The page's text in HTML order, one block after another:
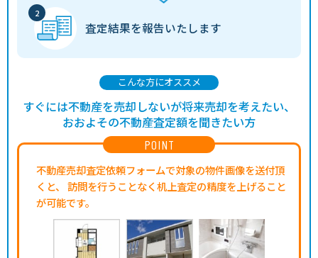
査定結果を報告いたします
POINT
不動産売却査定依頼フォームで対象の物件画像を送付頂
くと、
訪問を行うことなく机上査定の精度を上げること
が可能です。
こんな方にオススメ
すぐには不動産を売却しないが将来売却を考えたい、
おおよその不動産査定額を聞きたい方